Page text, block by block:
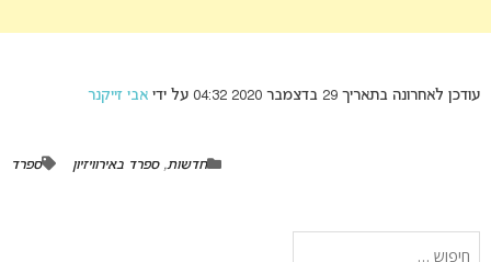
עודכן לאחרונה בתאריך 29 בדצמבר 2020 04:32 על ידי אבי זייקנר
חדשות,ספרד באירוויזיון ספרד